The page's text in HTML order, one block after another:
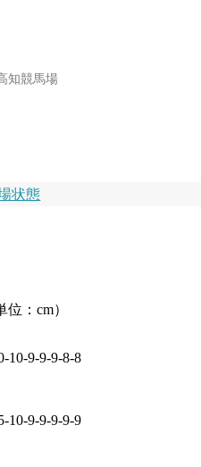
知競馬場
状態
：cm）
10-9-9-9-8-8
10-9-9-9-9-9